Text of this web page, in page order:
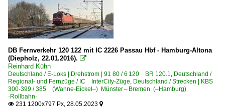
DB Fernverkehr 120 122 mit IC 2226 Passau Hbf - Hamburg-Altona
(Diepholz, 22.01.2016). 
Reinhard Kühn
Deutschland / E-Loks | Drehstrom | 91 80 / 6 120 BR 120.1, Deutschland /
Regional- und Fernzüge / IC InterCity-Züge, Deutschland / Strecken | KBS
300-399 / 385 (Wanne-Eickel–) Münster – Bremen (–Hamburg)
·Rollbahn·
 231 1200x797 Px, 28.05.2023 